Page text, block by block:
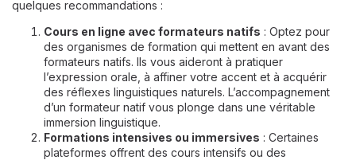
quelques recommandations :
Cours en ligne avec formateurs natifs : Optez pour
des organismes de formation qui mettent en avant des
formateurs natifs. Ils vous aideront à pratiquer
l’expression orale, à affiner votre accent et à acquérir
des réflexes linguistiques naturels. L’accompagnement
d’un formateur natif vous plonge dans une véritable
immersion linguistique.
Formations intensives ou immersives : Certaines
plateformes offrent des cours intensifs ou des